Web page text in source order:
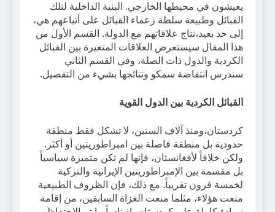
يعيشون في محيطها الخارجي. البنية الداخلية لتلك
القبائل وطبيعة سلطة زعماء القبائل على أتباعهم هي،
إلى حد بعيد،نتاج علاقاتهم مع الدولة. القسم الأول من
هذا المقال سيستعرض العلاقات المتغيرة بين القبائل
الكردية والدول ذات الصلة، وفي القسم الثاني
سندرس انتفاضة سمكو ونتائجها بشيء من التفصيل.
القبائل الكردية بين الدول القوية
كردستان،ومنذ آلاف السنين، لا تشكل فقط منطقة
حدودية بل منطقة فاصلة بين امبراطوريتين أو أكثر.
ولكن خلافاً لأفغانستان، فإنها لم تكن متميزة سياسياً
بل مقسمة بين الإمبراطوريتين الإيرانية والتركية
لخمسة قرون تقريباً. مع ذلك، فإن الظروف الطبيعية
منعت هؤلاء، مثلما منعت الغزاة السابقين، من إقامة